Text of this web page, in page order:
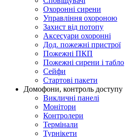
Охоронні сирени
Управління охороною
Захист від потопу
Аксесуари охоронні
Дод. пожежні пристрої
Пожежні ПКП
Пожежні сирени і табло
Сейфи
Стартові пакети
Домофони, контроль доступу
Викличні панелі
Монітори
Контролери
Термінали
Турнікети